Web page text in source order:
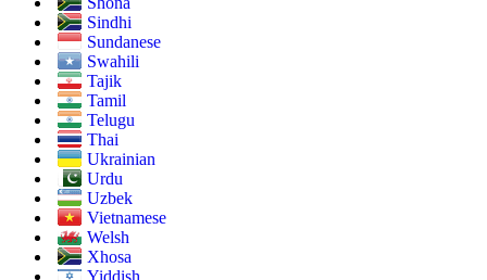
Sindhi
Sundanese
Swahili
Tajik
Tamil
Telugu
Thai
Ukrainian
Urdu
Uzbek
Vietnamese
Welsh
Xhosa
Yiddish